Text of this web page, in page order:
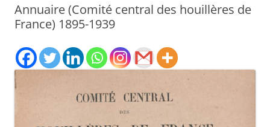
Annuaire (Comité central des houillères de
France) 1895-1939